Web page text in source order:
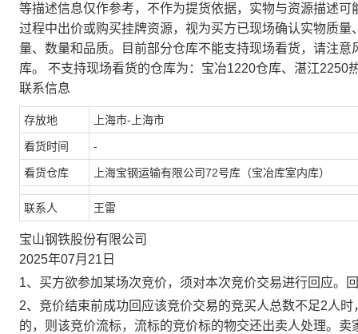
等描述信息仅作参考，不作为提货依据，实物与资源描述
过程中出价或购买挂牌资源，视为买方已现场确认实物质
量、数量和品质。目前部分仓库不能支持现场看货，请注
库。 不支持现场看货的仓库为：宝冶1220仓库、湛江2250
联系信息
存放地 上海市-上海市
看货时间 -
看货仓库 上海宝钢运输有限公司72号库（宝冶库室内库）
联系人 王雷
宝山钢铁股份有限公司
2025年07月21日
1、买方欲参加某场次竞价，须对本次竞价交易进行回应。
2、竞价结束前成功回应该竞价交易的竞买人总数不足2人
的，则该竞价流标，流标的竞价标的物交还出卖人处理。